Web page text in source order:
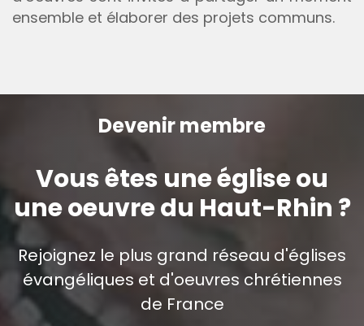
ensemble et élaborer des projets communs.
Devenir membre
Vous êtes une église ou
une oeuvre du Haut-Rhin ?
Rejoignez le plus grand réseau d'églises
évangéliques et d'oeuvres chrétiennes
de France